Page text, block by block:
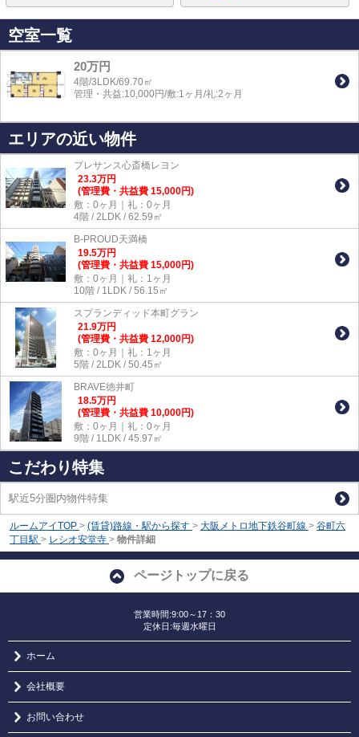
空室一覧
20万円
4階/3LDK/69.70㎡
管理・共益:10,000円/敷:1ヶ月/礼:2ヶ月
エリアの近い物件
プレサンス心斎橋レヨン
23.3万円
(管理費・共益費 15,000円)
敷：0ヶ月｜礼：0ヶ月
4階 / 2LDK / 62.59㎡
B-PROUD天満橋
19.5万円
(管理費・共益費 15,000円)
敷：0ヶ月｜礼：1ヶ月
10階 / 1LDK / 56.15㎡
スプランディッド本町グラン
21.9万円
(管理費・共益費 12,000円)
敷：0ヶ月｜礼：1ヶ月
5階 / 2LDK / 50.45㎡
BRAVE徳井町
18.5万円
(管理費・共益費 10,000円)
敷：0ヶ月｜礼：0ヶ月
9階 / 1LDK / 45.97㎡
こだわり特集
駅近5分圏内物件特集
ルームアイTOP > (賃貸)路線・駅から探す > 大阪メトロ地下鉄谷町線 > 谷町六
丁目駅 > レシオ安堂寺 > 物件詳細
ページトップに戻る
営業時間:9:00～17：30
定休日:毎週水曜日
ホーム
会社概要
お問い合わせ